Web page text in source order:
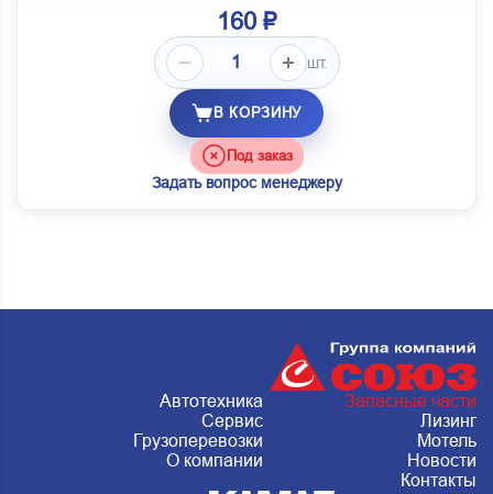
160 ₽
шт.
В КОРЗИНУ
Под заказ
Задать вопрос менеджеру
Автотехника
Запасные части
Сервис
Лизинг
Грузоперевозки
Мотель
О компании
Новости
Контакты